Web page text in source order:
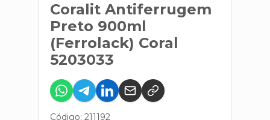
Coralit Antiferrugem
Preto 900ml
(Ferrolack) Coral
5203033
Código: 211192